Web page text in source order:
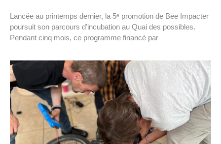
Lancée au printemps dernier, la 5ᵉ promotion de Bee Impacter
poursuit son parcours d’incubation au Quai des possibles.
Pendant cinq mois, ce programme financé par